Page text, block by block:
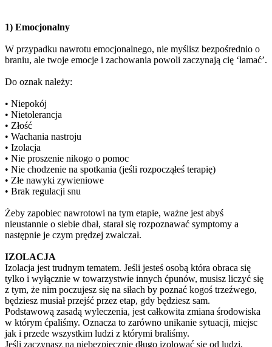
1) Emocjonalny
W przypadku nawrotu emocjonalnego, nie myślisz bezpośrednio o
braniu, ale twoje emocje i zachowania powoli zaczynają cię ‘łamać’.
Do oznak należy:
• Niepokój
• Nietolerancja
• Złość
• Wachania nastroju
• Izolacja
• Nie proszenie nikogo o pomoc
• Nie chodzenie na spotkania (jeśli rozpocząłeś terapię)
• Złe nawyki zywieniowe
• Brak regulacji snu
Żeby zapobiec nawrotowi na tym etapie, ważne jest abyś
nieustannie o siebie dbał, starał się rozpoznawać symptomy a
następnie je czym prędzej zwalczał.
IZOLACJA
Izolacja jest trudnym tematem. Jeśli jesteś osobą która obraca się
tylko i wyłącznie w towarzystwie innych ćpunów, musisz liczyć się
z tym, że nim poczujesz się na siłach by poznać kogoś trzeźwego,
będziesz musiał przejść przez etap, gdy będziesz sam.
Podstawową zasadą wyleczenia, jest całkowita zmiana środowiska
w którym ćpaliśmy. Oznacza to zarówno unikanie sytuacji, miejsc
jak i przede wszystkim ludzi z którymi braliśmy.
Jeśli zaczynasz na niebezpiecznie długo izolować się od ludzi,